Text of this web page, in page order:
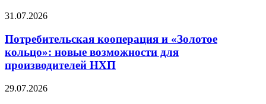
31.07.2026
Потребительская кооперация и «Золотое
кольцо»: новые возможности для
производителей НХП
29.07.2026